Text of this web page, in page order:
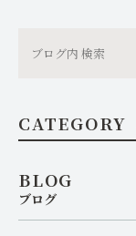
CATEGORY
BLOG
ブログ